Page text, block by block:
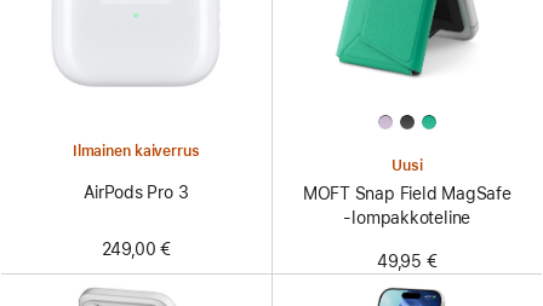
Ilmainen kaiverrus
AirPods Pro 3
249,00 €
Uusi
MOFT Snap Field MagSafe
‑lompakkoteline
49,95 €